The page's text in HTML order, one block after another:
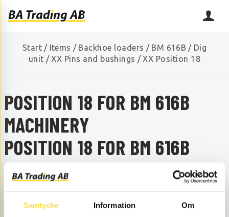
Samtycke Information Om
Start / Items / Backhoe loaders / BM 616B / Dig
unit / XX Pins and bushings / XX Position 18
POSITION 18 FOR BM 616B
MACHINERY
POSITION 18 FOR BM 616B
ARE YOU MISSING A SPARE PART?
+46 (0) 152-32500
info@batrading.se